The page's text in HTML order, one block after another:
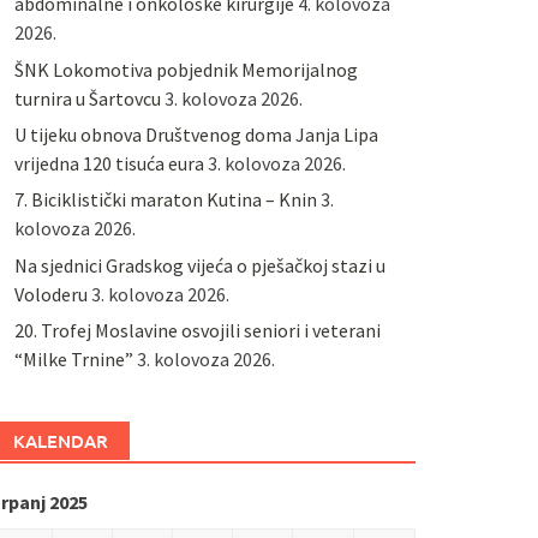
2026.
ŠNK Lokomotiva pobjednik Memorijalnog
turnira u Šartovcu 3. kolovoza 2026.
U tijeku obnova Društvenog doma Janja Lipa
vrijedna 120 tisuća eura 3. kolovoza 2026.
7. Biciklistički maraton Kutina – Knin 3.
kolovoza 2026.
Na sjednici Gradskog vijeća o pješačkoj stazi u
Voloderu 3. kolovoza 2026.
20. Trofej Moslavine osvojili seniori i veterani
“Milke Trnine” 3. kolovoza 2026.
KALENDAR
2025